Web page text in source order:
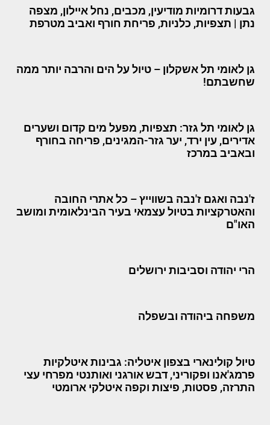
גבעות דרומיות מודיעין, מכבים, נחל איילון, מצפה
נתן | תצפיות, כלניות, פריחת חורף ואביב מטרפת
גן לאומי תל אשקלון – טיול על הים והרבה יותר ממה
שחשבתם!
גן לאומי תל גזר: תצפיות, מפעל מים קדום ושערים
אדירים, עין ירד, יער גזר-המגינים, פריחה בחורף
ובאביב במרכז
ז'נבה ואגם ז'נבה בשווייץ – כל אתרי החובה
והאטרקציות בטיול עצמאי בעיר הבינלאומית ומושב
האו"ם
הרי יהודה וסביבות ירושלים
משפחה ביהודה ובשפלה
טיול קולינארי בצפון איטליה: גבינות איטלקיות
פרמג'אנו ופקוריני, דבש אורגני ואותנטי מפרחי עצי
התרזה, פסטות, פיצות וקפה איטלקי ארומטי